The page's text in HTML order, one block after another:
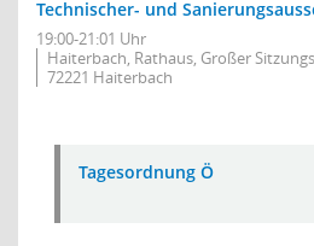
Technischer- und
19:00-21:01 Uhr
Haiterbach, Rathaus, Großer
72221 Haiterbach
Tagesordnung Ö